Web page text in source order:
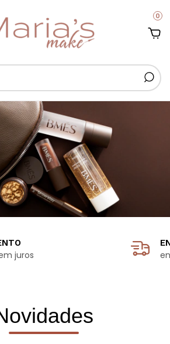
0
juros